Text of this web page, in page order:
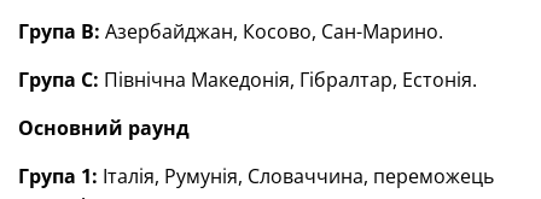
Група В: Азербайджан, Косово, Сан-Марино.
Група С: Північна Македонія, Гібралтар, Естонія.
Основний раунд
Група 1: Італія, Румунія, Словаччина, переможець